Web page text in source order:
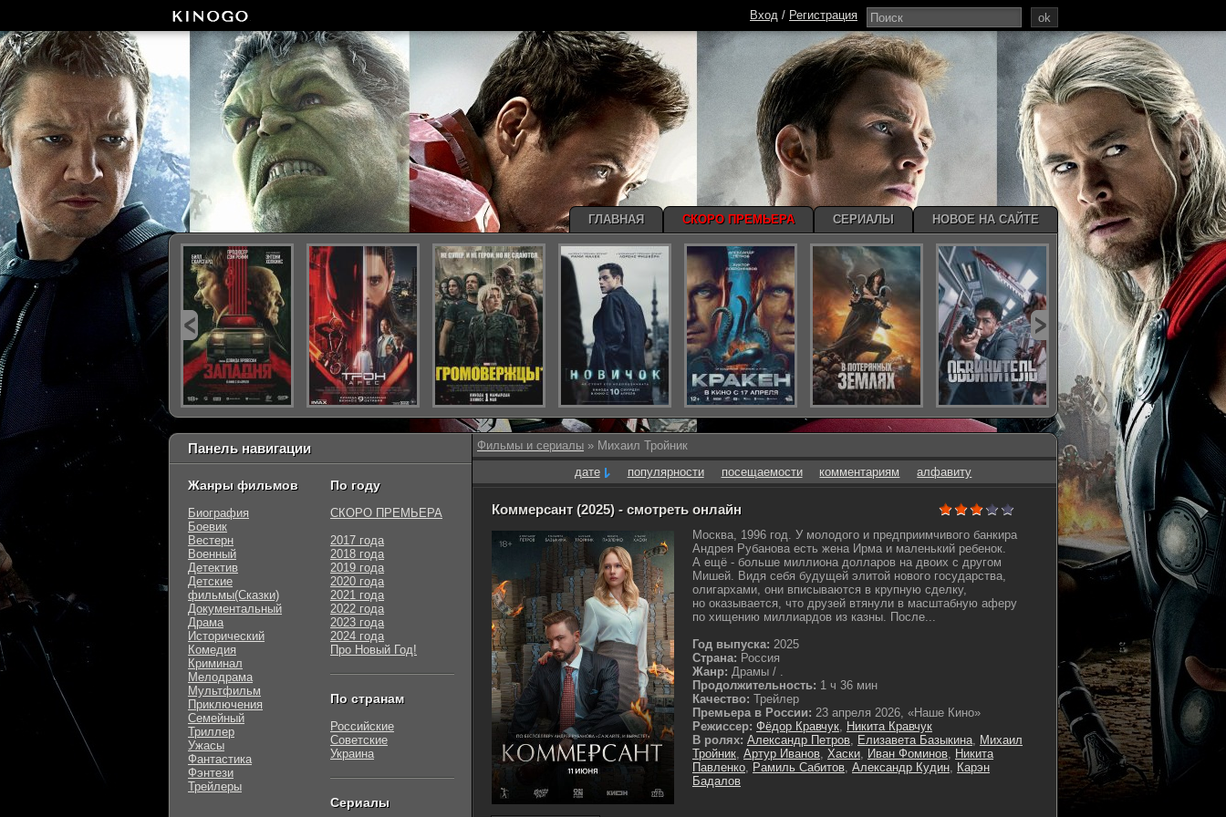
Фильмы и сериалы » Михаил Тройник
дате
популярности посещаемости комментариям алфавиту
Коммерсант (2025) - смотреть онлайн
Москва, 1996 год. У молодого и предприимчивого банкира
Андрея Рубанова есть жена Ирма и маленький ребенок.
А ещё - больше миллиона долларов на двоих с другом
Мишей. Видя себя будущей элитой нового государства,
олигархами, они вписываются в крупную сделку,
но оказывается, что друзей втянули в масштабную аферу
по хищению миллиардов из казны. После...
Год выпуска: 2025
Страна: Россия
Жанр: Драмы / .
Продолжительность: 1 ч 36 мин
Качество: Трейлер
Премьера в России: 23 апреля 2026, «Наше Кино»
Режиссер: Фёдор Кравчук, Никита Кравчук
В ролях: Александр Петров, Елизавета Базыкина, Михаил
Тройник, Артур Иванов, Хаски, Иван Фоминов, Никита
Павленко, Рамиль Сабитов, Александр Кудин, Карэн
Бадалов
Панель навигации
Жанры фильмов
Биография
Боевик
Вестерн
Военный
Детектив
Детские
фильмы(Сказки)
Документальный
Драма
Исторический
Комедия
Криминал
Мелодрама
Мультфильм
Приключения
Семейный
Триллер
Ужасы
Фантастика
Фэнтези
Трейлеры
По году
СКОРО ПРЕМЬЕРА
2017 года
2018 года
2019 года
2020 года
2021 года
2022 года
2023 года
2024 года
Про Новый Год!
По странам
Российские
Советские
Украина
Сериалы
ok
Вход / Регистрация
ГЛАВНАЯ СКОРО ПРЕМЬЕРА СЕРИАЛЫ НОВОЕ НА САЙТЕ